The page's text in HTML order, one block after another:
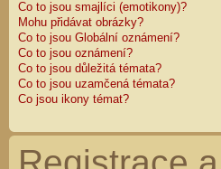
Co to jsou smajlíci (emotikony)?
Mohu přidávat obrázky?
Co to jsou Globální oznámení?
Co to jsou oznámení?
Co to jsou důležitá témata?
Co to jsou uzamčená témata?
Co jsou ikony témat?